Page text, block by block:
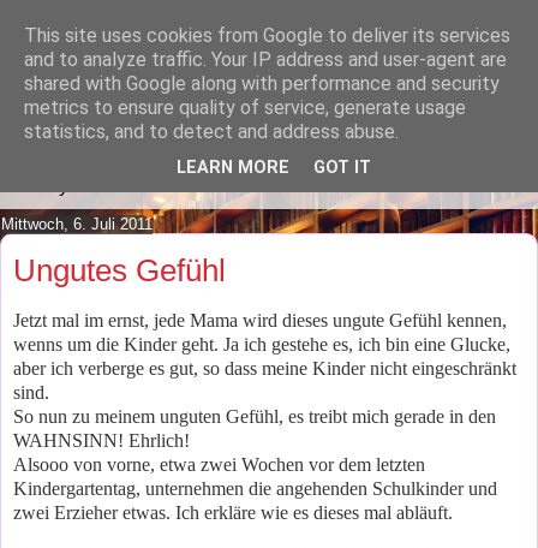
Lilafusselfee lädt Dich in ihr
Wohnzimmer ein.
Mach es Dir doch gemütlich und lies ein wenig über meine
Mittwoch, 6. Juli 2011
Ungutes Gefühl
Jetzt mal im ernst, jede Mama wird dieses ungute Gefühl kennen,
wenns um die Kinder geht. Ja ich gestehe es, ich bin eine Glucke,
aber ich verberge es gut, so dass meine Kinder nicht eingeschränkt
sind.
So nun zu meinem unguten Gefühl, es treibt mich gerade in den
WAHNSINN! Ehrlich!
Alsooo von vorne, etwa zwei Wochen vor dem letzten
Kindergartentag, unternehmen die angehenden Schulkinder und
zwei Erzieher etwas. Ich erkläre wie es dieses mal abläuft.
This site uses cookies from Google to deliver its services
and to analyze traffic. Your IP address and user-agent are
shared with Google along with performance and security
metrics to ensure quality of service, generate usage
statistics, and to detect and address abuse.
LEARN MORE GOT IT